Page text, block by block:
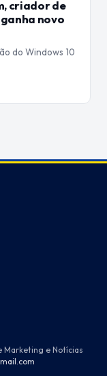
criador de
novo
do Windows 10
Marketing e Notícias